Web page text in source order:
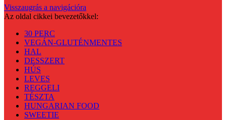
Visszaugrás a navigációra
Az oldal cikkei bevezetőkkel:
30 PERC
VEGÁN-GLUTÉNMENTES
HAL
DESSZERT
HÚS
LEVES
REGGELI
TÉSZTA
HUNGARIAN FOOD
SWEETIE